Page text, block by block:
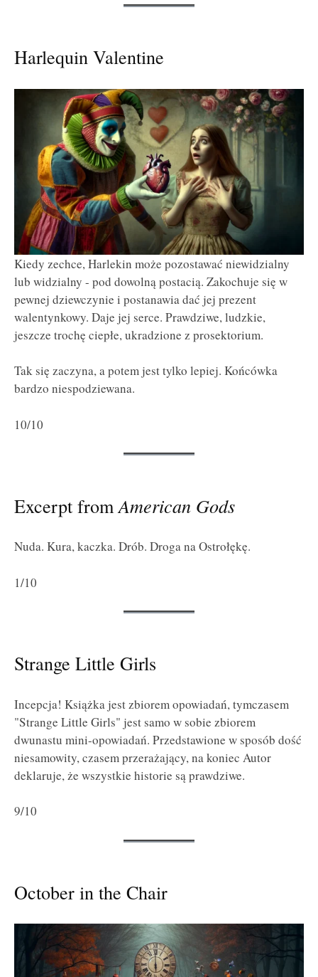
Harlequin Valentine
Kiedy zechce, Harlekin może pozostawać niewidzialny
lub widzialny - pod dowolną postacią. Zakochuje się w
pewnej dziewczynie i postanawia dać jej prezent
walentynkowy. Daje jej serce. Prawdziwe, ludzkie,
jeszcze trochę ciepłe, ukradzione z prosektorium.
Tak się zaczyna, a potem jest tylko lepiej. Końcówka
bardzo niespodziewana.
10/10
Excerpt from American Gods
Nuda. Kura, kaczka. Drób. Droga na Ostrołękę.
1/10
Strange Little Girls
Incepcja! Książka jest zbiorem opowiadań, tymczasem
"Strange Little Girls" jest samo w sobie zbiorem
dwunastu mini-opowiadań. Przedstawione w sposób dość
niesamowity, czasem przerażający, na koniec Autor
deklaruje, że wszystkie historie są prawdziwe.
9/10
October in the Chair